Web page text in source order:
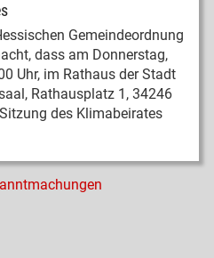
Gemeindeordnung
dass am Donnerstag,
Uhr, im Rathaus der Stadt
Rathausplatz 1, 34246
des Klimabeirates